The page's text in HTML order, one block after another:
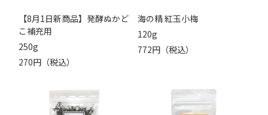
【8月1日新商品】発酵ぬかど
こ補充用
250g
270円（税込）
海の精 紅玉小梅
120g
772円（税込）